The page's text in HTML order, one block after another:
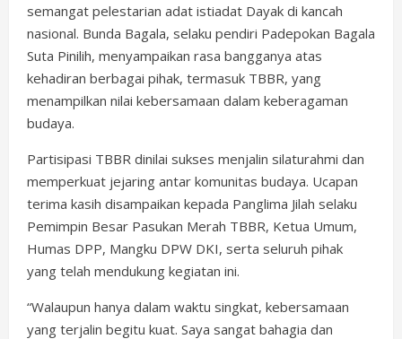
semangat pelestarian adat istiadat Dayak di kancah
nasional. Bunda Bagala, selaku pendiri Padepokan Bagala
Suta Pinilih, menyampaikan rasa bangganya atas
kehadiran berbagai pihak, termasuk TBBR, yang
menampilkan nilai kebersamaan dalam keberagaman
budaya.
Partisipasi TBBR dinilai sukses menjalin silaturahmi dan
memperkuat jejaring antar komunitas budaya. Ucapan
terima kasih disampaikan kepada Panglima Jilah selaku
Pemimpin Besar Pasukan Merah TBBR, Ketua Umum,
Humas DPP, Mangku DPW DKI, serta seluruh pihak
yang telah mendukung kegiatan ini.
“Walaupun hanya dalam waktu singkat, kebersamaan
yang terjalin begitu kuat. Saya sangat bahagia dan